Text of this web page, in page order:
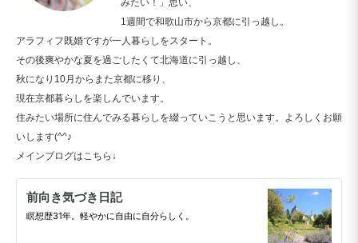
みたい！」思い、
1週間で和歌山市から京都に引っ越し。
アラフィフ既婚ですが一人暮らしをスタート。
その後爽やかな夏を過ごしたくて北海道に引っ越し、
秋になり10月からまた京都に移り、
現在京都暮らしを楽しんでいます。
住みたい場所に住んでみる暮らしを綴っていこうと思います。よろしくお願
いします(^^♪
メインブログはこちら↓